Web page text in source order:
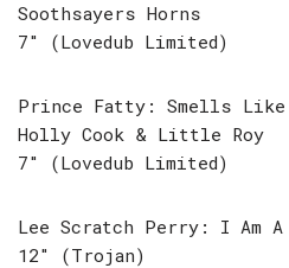
Soothsayers Horns
7″ (Lovedub Limited)
Prince Fatty: Smells
Holly Cook & Little Roy
7″ (Lovedub Limited)
Lee Scratch Perry: I Am A
12″ (Trojan)